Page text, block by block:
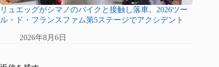
リュエッグがシマノのバイクと接触し落車。2026ツー
ル・ド・フランスファム第5ステージでアクシデント
2026年8月6日